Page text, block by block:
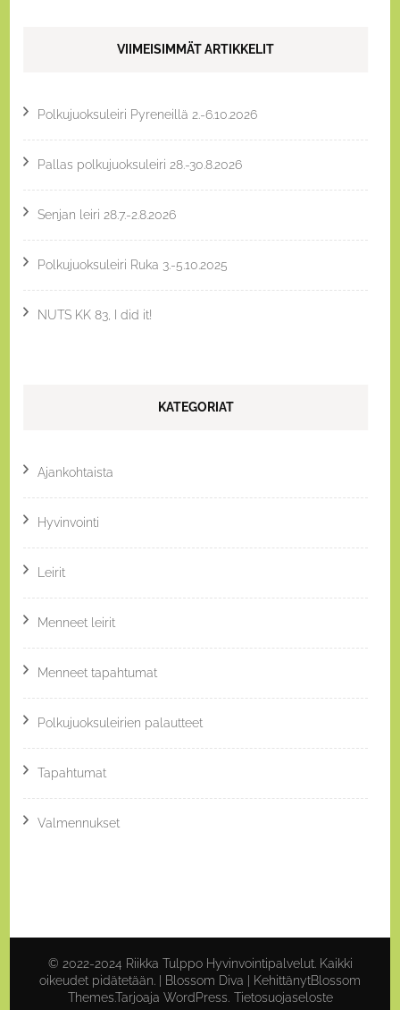
VIIMEISIMMÄT ARTIKKELIT
Polkujuoksuleiri Pyreneillä 2.-6.10.2026
Pallas polkujuoksuleiri 28.-30.8.2026
Senjan leiri 28.7.-2.8.2026
Polkujuoksuleiri Ruka 3.-5.10.2025
NUTS KK 83, I did it!
KATEGORIAT
Ajankohtaista
Hyvinvointi
Leirit
Menneet leirit
Menneet tapahtumat
Polkujuoksuleirien palautteet
Tapahtumat
Valmennukset
© 2022-2024 Riikka Tulppo Hyvinvointipalvelut. Kaikki
oikeudet pidätetään. |
Blossom Diva | KehittänytBlossom
Themes.Tarjoaja WordPress Tietosuojaseloste